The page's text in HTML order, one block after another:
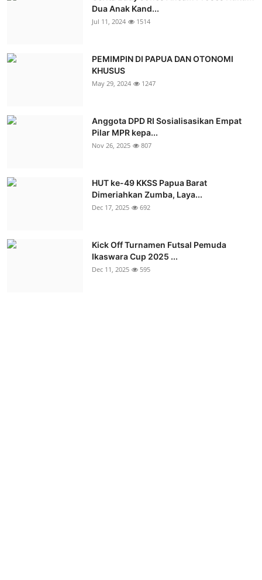
Dua Anak Kand...
Jul 11, 2024 1514
PEMIMPIN DI PAPUA DAN OTONOMI
KHUSUS
May 29, 2024 1247
Anggota DPD RI Sosialisasikan Empat
Pilar MPR kepa...
Nov 26, 2025 807
HUT ke-49 KKSS Papua Barat
Dimeriahkan Zumba, Laya...
Dec 17, 2025 692
Kick Off Turnamen Futsal Pemuda
Ikaswara Cup 2025 ...
Dec 11, 2025 595